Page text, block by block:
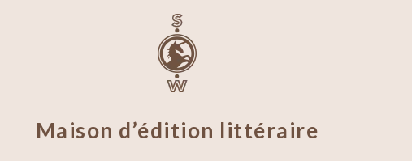
Maison d’édition littéraire